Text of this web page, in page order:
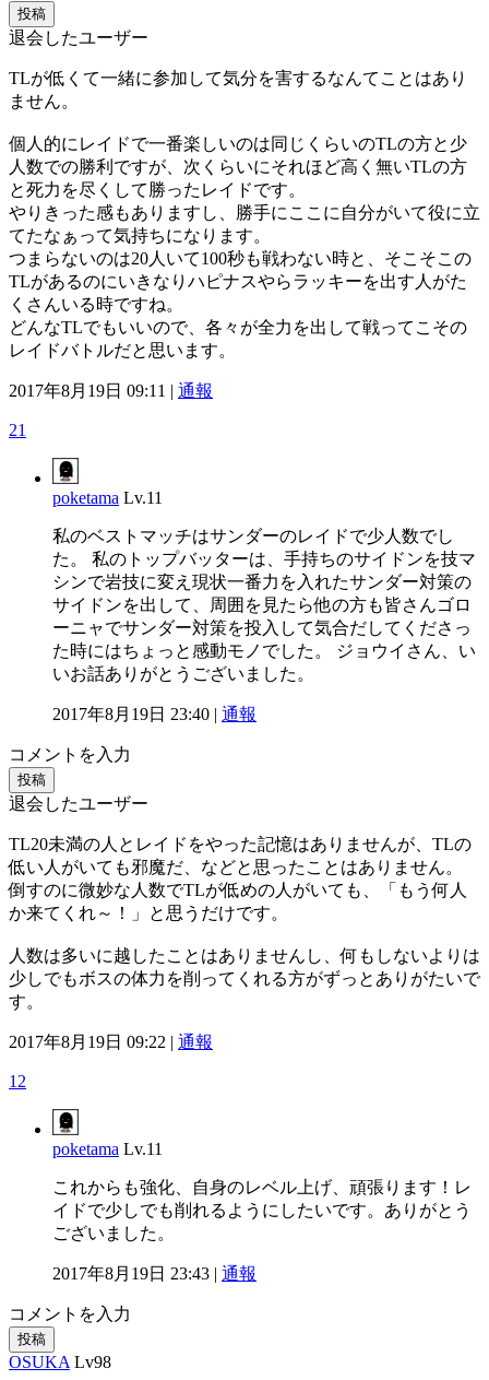
投稿
退会したユーザー
TLが低くて一緒に参加して気分を害するなんてことはあり
ません。
個人的にレイドで一番楽しいのは同じくらいのTLの方と少
人数での勝利ですが、次くらいにそれほど高く無いTLの方
と死力を尽くして勝ったレイドです。
やりきった感もありますし、勝手にここに自分がいて役に立
てたなぁって気持ちになります。
つまらないのは20人いて100秒も戦わない時と、そこそこの
TLがあるのにいきなりハピナスやらラッキーを出す人がた
くさんいる時ですね。
どんなTLでもいいので、各々が全力を出して戦ってこその
レイドバトルだと思います。
2017年8月19日 09:11 | 通報
21
poketama Lv.11
私のベストマッチはサンダーのレイドで少人数でし
た。 私のトップバッターは、手持ちのサイドンを技マ
シンで岩技に変え現状一番力を入れたサンダー対策の
サイドンを出して、周囲を見たら他の方も皆さんゴロ
ーニャでサンダー対策を投入して気合だしてくださっ
た時にはちょっと感動モノでした。 ジョウイさん、い
いお話ありがとうございました。
2017年8月19日 23:40 | 通報
コメントを入力
投稿
退会したユーザー
TL20未満の人とレイドをやった記憶はありませんが、TLの
低い人がいても邪魔だ、などと思ったことはありません。
倒すのに微妙な人数でTLが低めの人がいても、「もう何人
か来てくれ～！」と思うだけです。
人数は多いに越したことはありませんし、何もしないよりは
少しでもボスの体力を削ってくれる方がずっとありがたいで
す。
2017年8月19日 09:22 | 通報
12
poketama Lv.11
これからも強化、自身のレベル上げ、頑張ります！レ
イドで少しでも削れるようにしたいです。ありがとう
ございました。
2017年8月19日 23:43 | 通報
コメントを入力
投稿
OSUKA Lv98